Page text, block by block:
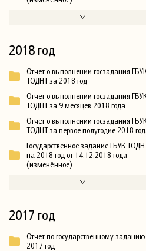
2018 год
Отчет о выполнении госзадания
ТОДНТ за 2018 год
Отчет о выполнении госзадания
ТОДНТ за 9 месяцев 2018 года
Отчет о выполнении госзадания
ТОДНТ за первое полугодие 2018
Государственное задание ГБУК
на 2018 год от 14.12.2018 года
(изменённое)
2017 год
Отчет по государственному заданию
2017 год